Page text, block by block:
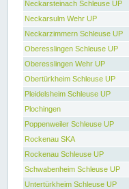
Neckarsteinach Schleuse UP
Neckarsulm Wehr UP
Neckarzimmern Schleuse UP
Oberesslingen Schleuse UP
Oberesslingen Wehr UP
Obertürkheim Schleuse UP
Pleidelsheim Schleuse UP
Plochingen
Poppenweiler Schleuse UP
Rockenau SKA
Rockenau Schleuse UP
Schwabenheim Schleuse UP
Untertürkheim Schleuse UP